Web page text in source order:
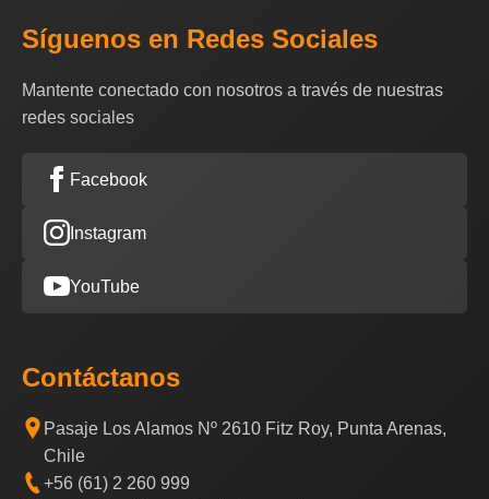
Síguenos en Redes Sociales
Mantente conectado con nosotros a través de nuestras
redes sociales
Facebook
Instagram
YouTube
Contáctanos
Pasaje Los Alamos Nº 2610 Fitz Roy, Punta Arenas,
Chile
+56 (61) 2 260 999